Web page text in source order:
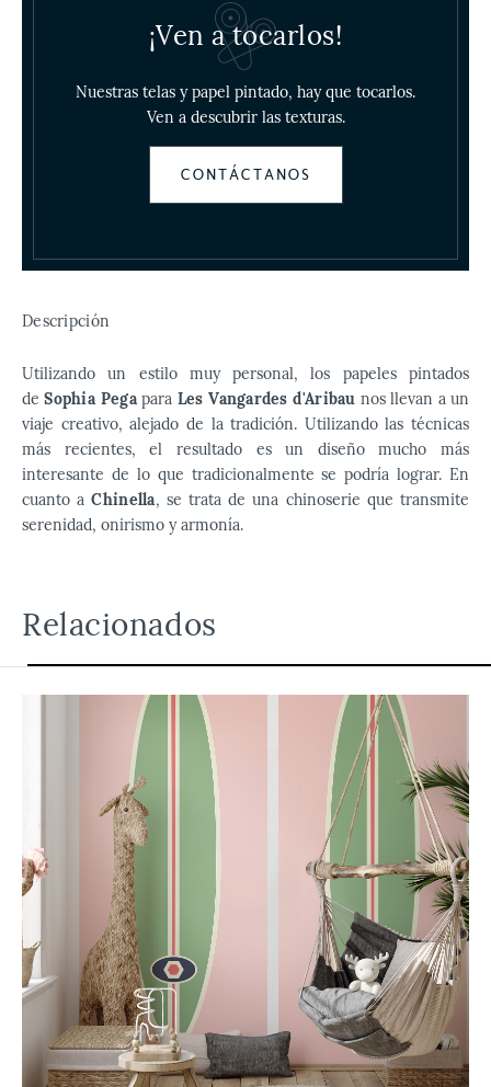
¡Ven a tocarlos!
Nuestras telas y papel pintado, hay que tocarlos.
Ven a descubrir las texturas.
CONTÁCTANOS
Descripción
Utilizando un estilo muy personal, los papeles pintados
deSophia Pegapara Les Vangardes d'Aribau nos llevan a un
viaje creativo, alejado de la tradición. Utilizando las técnicas
más recientes, el resultado es un diseño mucho más
interesante de lo que tradicionalmente se podría lograr. En
cuanto aChinella, se trata de una chinoserie que transmite
serenidad, onirismo y armonía.
Relacionados